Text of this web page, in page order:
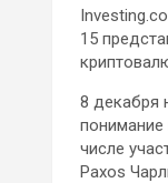
15
8 декабря
числе
Paxos